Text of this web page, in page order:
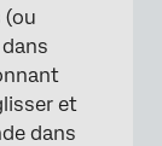
(ou
et
dans